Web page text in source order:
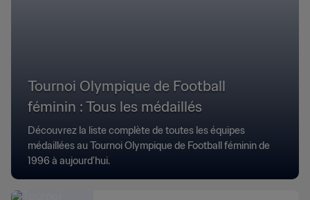
Tournoi Olympique de Football
féminin : Tous les médaillés
Découvrez la liste complète de toutes les équipes
médaillées au Tournoi Olympique de Football féminin de
1996 à aujourd’hui.